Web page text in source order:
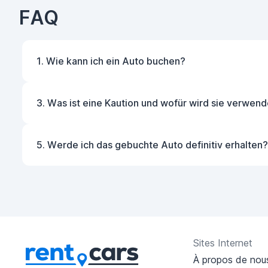
FAQ
1. Wie kann ich ein Auto buchen?
3. Was ist eine Kaution und wofür wird sie
5. Werde ich das gebuchte Auto definitiv erhalten?
Sites Internet
À propos de